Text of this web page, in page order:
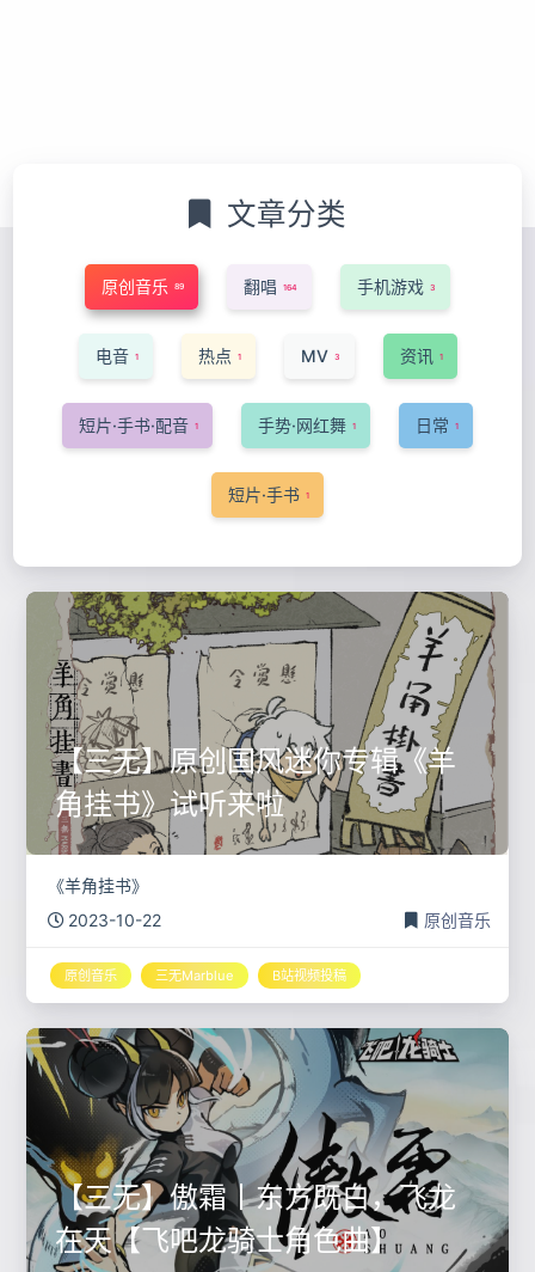
文章分类
原创音乐 89 翻唱 164 手机游戏 3
电音 1 热点 1 MV 3 资讯 1
短片·手书·配音 1 手势·网红舞 1 日常 1
短片·手书 1
【三无】原创国风迷你专辑《羊
角挂书》试听来啦
《羊角挂书》
2023-10-22
原创音乐
原创音乐 三无Marblue B站视频投稿
【三无】傲霜丨东方既白，飞龙
在天【飞吧龙骑士角色曲】